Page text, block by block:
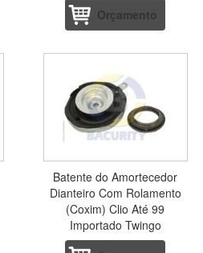
Orçamento
Batente do Amortecedor
Dianteiro Com Rolamento
(Coxim) Clio Até 99
Importado Twingo